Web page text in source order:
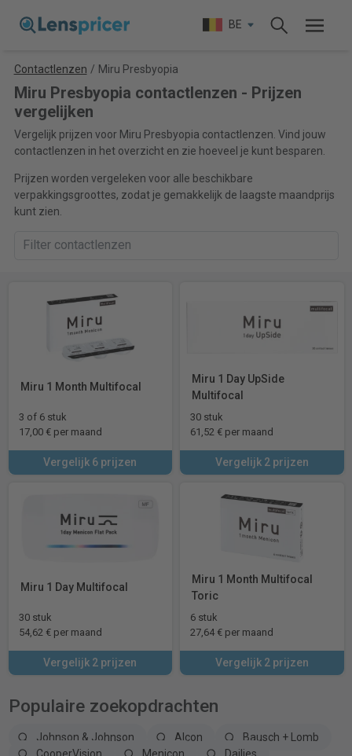
BE
Contactlenzen / Miru Presbyopia
Miru Presbyopia contactlenzen - Prijzen
vergelijken
Vergelijk prijzen voor Miru Presbyopia contactlenzen. Vind jouw
contactlenzen in het overzicht en zie hoeveel je kunt besparen.
Prijzen worden vergeleken voor alle beschikbare
verpakkingsgroottes, zodat je gemakkelijk de laagste maandprijs
kunt zien.
Miru 1 Month Multifocal
3 of 6 stuk
17,00 € per maand
Vergelijk 6 prijzen
Miru 1 Day UpSide
Multifocal
30 stuk
61,52 € per maand
Vergelijk 2 prijzen
Miru 1 Day Multifocal
30 stuk
54,62 € per maand
Vergelijk 2 prijzen
Miru 1 Month Multifocal
Toric
6 stuk
27,64 € per maand
Vergelijk 2 prijzen
Populaire zoekopdrachten
Johnson & Johnson Alcon
Bausch + Lomb
CooperVision
Menicon
Dailies